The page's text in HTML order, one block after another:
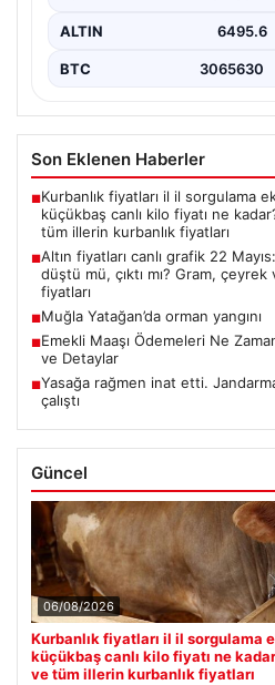
ALTIN 6495.6
BTC 3065630
Son Eklenen Haberler
■Kurbanlık fiyatları il il sorgulama
küçükbaş canlı kilo fiyatı ne
tüm illerin kurbanlık fiyatları
■Altın fiyatları canlı grafik 22
düştü mü, çıktı mı? Gram, çeyrek
fiyatları
■Muğla Yatağan’da orman yangını
■Emekli Maaşı Ödemeleri Ne
ve Detaylar
■Yasağa rağmen inat etti.
çalıştı
Güncel
06/08/2026
Kurbanlık fiyatları il il sorgulama
küçükbaş canlı kilo fiyatı ne
ve tüm illerin kurbanlık fiyatları